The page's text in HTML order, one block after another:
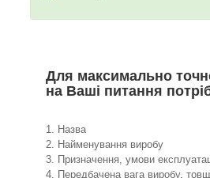
Для максимально
на Ваші питання
1. Назва
2. Найменування виробу
3. Призначення, умови
4. Передбачена вага виробу,